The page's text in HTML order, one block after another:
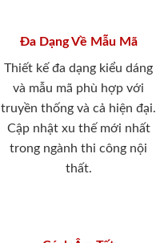
Đa Dạng Về Mẫu Mã
Thiết kế đa dạng kiểu dáng
và mẫu mã phù hợp với
truyền thống và cả hiện đại.
Cập nhật xu thế mới nhất
trong ngành thi công nội
thất.